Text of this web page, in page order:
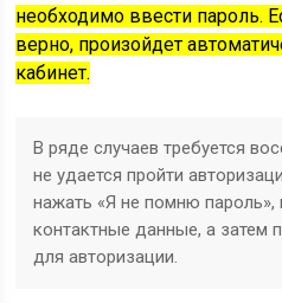
необходимо ввести пароль.
верно, произойдет
кабинет.
В ряде случаев требуется
не удается пройти
нажать «Я не помню пароль»,
контактные данные, а затем
для авторизации.